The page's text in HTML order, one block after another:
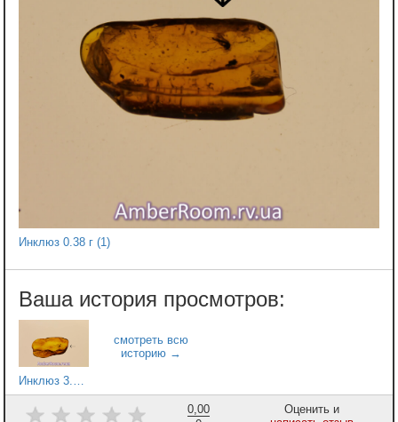
Инклюз 0.38 г (1)
0,00
Оценить и